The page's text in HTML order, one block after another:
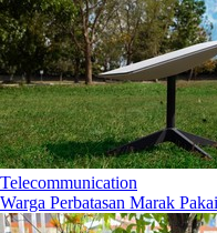
Telecommunication
Warga Perbatasan Marak